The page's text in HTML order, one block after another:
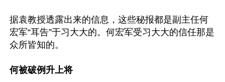
据袁教授透露出来的信息，这些秘报都是副主任何
宏军“耳告”于习大大的。何宏军受习大大的信任那是
众所皆知的。
何被破例升上将